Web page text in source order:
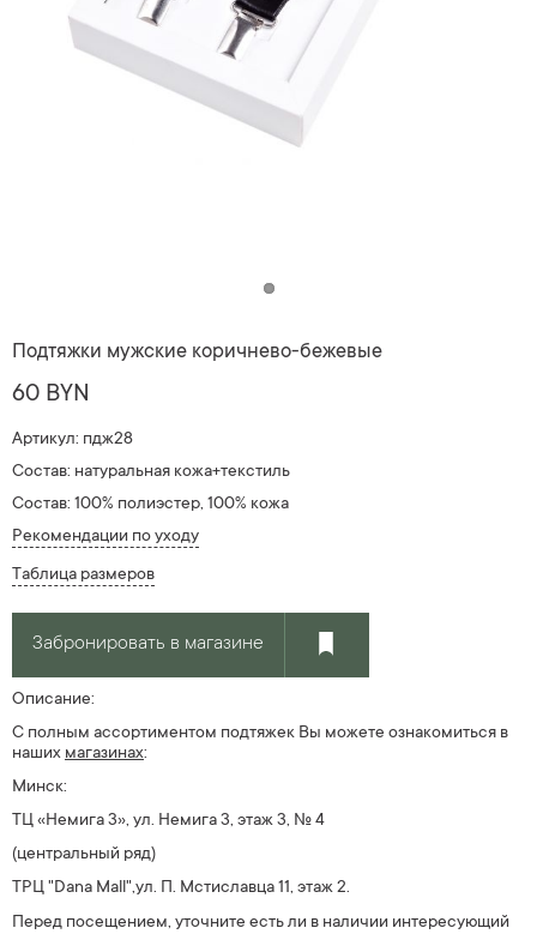
Подтяжки мужские коричнево-бежевые
60 BYN
Артикул: пдж28
Состав: натуральная кожа+текстиль
Состав: 100% полиэстер, 100% кожа
Рекомендации по уходу
Таблица размеров
Забронировать в магазине
Описание:
С полным ассортиментом подтяжек Вы можете ознакомиться в
наших магазинах:
Минск:
ТЦ «Немига 3», ул. Немига 3, этаж 3, № 4
(центральный ряд)
ТРЦ "Dana Mall",ул. П. Мстиславца 11, этаж 2.
Перед посещением, уточните есть ли в наличии интересующий